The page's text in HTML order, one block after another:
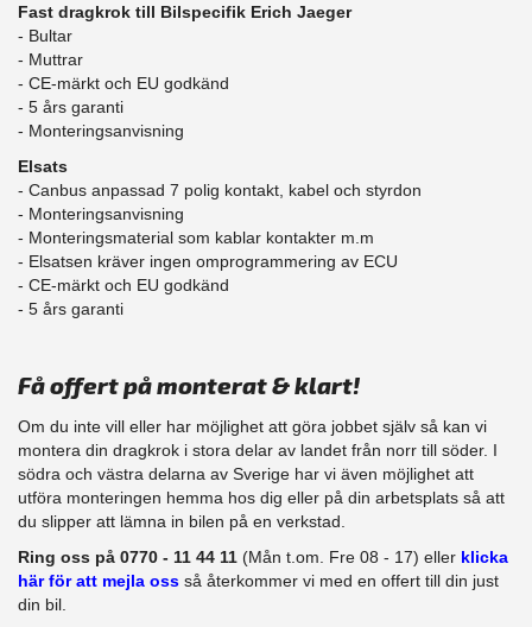
Fast dragkrok till Bilspecifik Erich Jaeger
- Bultar
- Muttrar
- CE-märkt och EU godkänd
​- 5 års garanti
- Monteringsanvisning
Elsats
- Canbus anpassad 7 polig kontakt, kabel och styrdon
- Monteringsanvisning
- Monteringsmaterial som kablar kontakter m.m
- Elsatsen kräver ingen omprogrammering av ECU
- CE-märkt och EU godkänd
​- 5 års garanti
Få offert på monterat & klart!
Om du inte vill eller har möjlighet att göra jobbet själv så kan vi
montera din dragkrok i stora delar av landet från norr till söder. I
södra och västra delarna av Sverige har vi även möjlighet att
​utföra monteringen hemma hos dig eller på din arbetsplats så att
du slipper att lämna in bilen på en verkstad.
Ring oss på 0770 - 11 44 11 (Mån t.om. Fre 08 - 17) eller klicka
här för att mejla oss så återkommer vi med en offert till din just
din bil.